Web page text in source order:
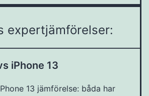
expertjämförelser:
iPhone 13
13 jämförelse: båda har